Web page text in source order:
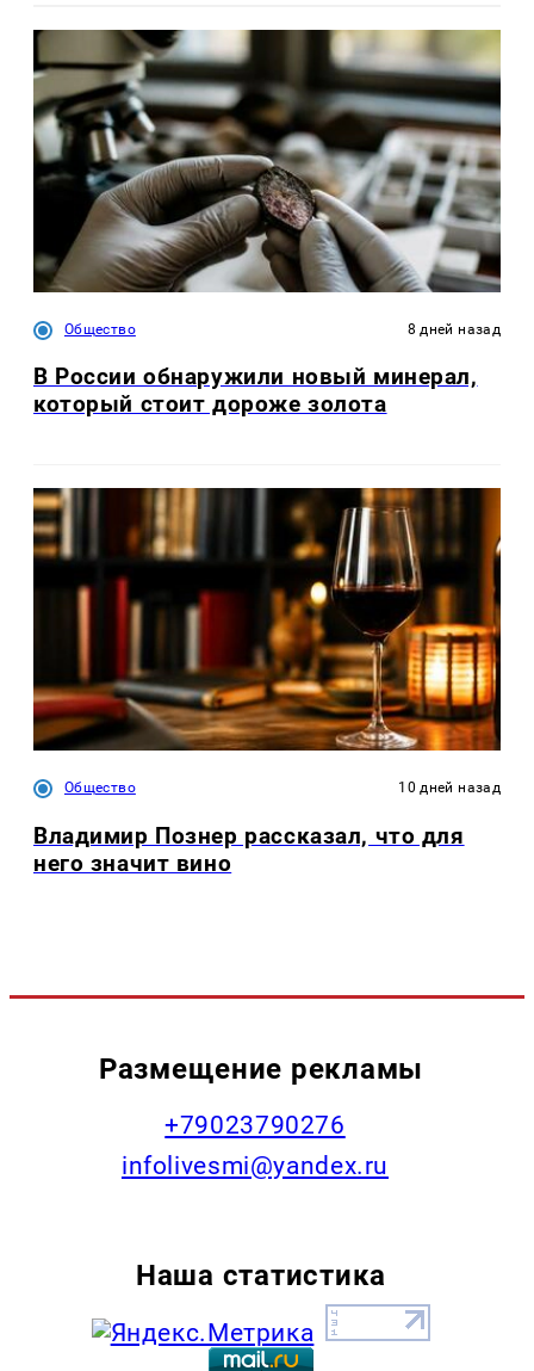
Общество 8 дней назад
В России обнаружили новый минерал,
который стоит дороже золота
Общество 10 дней назад
Владимир Познер рассказал, что для
него значит вино
Размещение рекламы
+79023790276
infolivesmi@yandex.ru
Наша статистика